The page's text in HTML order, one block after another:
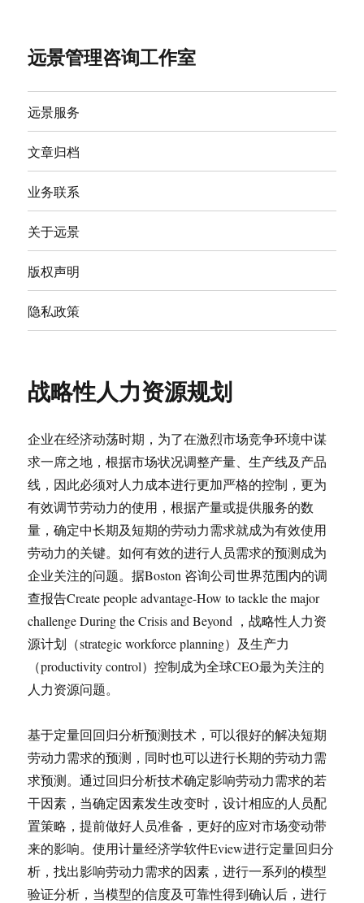
远景管理咨询工作室
远景服务
文章归档
业务联系
关于远景
版权声明
隐私政策
战略性人力资源规划
企业在经济动荡时期，为了在激烈市场竞争环境中谋
求一席之地，根据市场状况调整产量、生产线及产品
线，因此必须对人力成本进行更加严格的控制，更为
有效调节劳动力的使用，根据产量或提供服务的数
量，确定中长期及短期的劳动力需求就成为有效使用
劳动力的关键。如何有效的进行人员需求的预测成为
企业关注的问题。据Boston 咨询公司世界范围内的调
查报告Create people advantage-How to tackle the major
challenge During the Crisis and Beyond ，战略性人力资
源计划（strategic workforce planning）及生产力
（productivity control）控制成为全球CEO最为关注的
人力资源问题。
基于定量回回归分析预测技术，可以很好的解决短期
劳动力需求的预测，同时也可以进行长期的劳动力需
求预测。通过回归分析技术确定影响劳动力需求的若
干因素，当确定因素发生改变时，设计相应的人员配
置策略，提前做好人员准备，更好的应对市场变动带
来的影响。使用计量经济学软件Eview进行定量回归分
析，找出影响劳动力需求的因素，进行一系列的模型
验证分析，当模型的信度及可靠性得到确认后，进行